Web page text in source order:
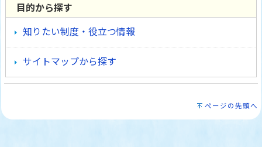
目的から探す
知りたい制度・役立つ情報
サイトマップから探す
ページの先頭へ